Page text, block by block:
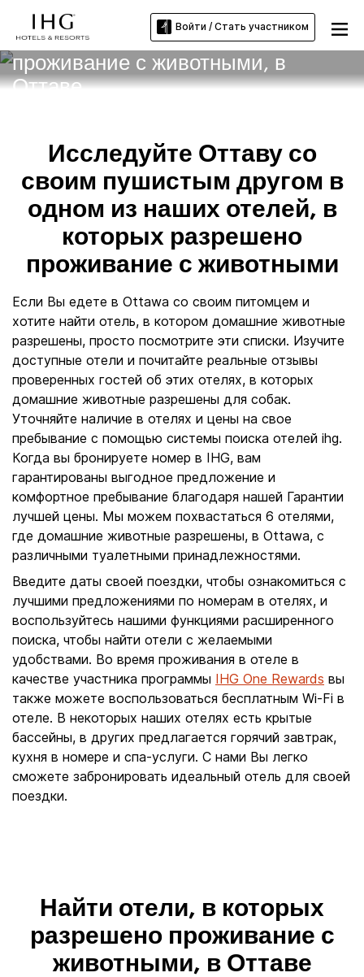
Войти / Стать участником
Отели, в которых разрешено
проживание с животными, в
Оттаве
Исследуйте Оттаву со
своим пушистым другом в
одном из наших отелей, в
которых разрешено
проживание с животными
Если Вы едете в Ottawa со своим питомцем и
хотите найти отель, в котором домашние животные
разрешены, просто посмотрите эти списки. Изучите
доступные отели и почитайте реальные отзывы
проверенных гостей об этих отелях, в которых
домашние животные разрешены для собак.
Уточняйте наличие в отелях и цены на свое
пребывание с помощью системы поиска отелей ihg.
Когда вы бронируете номер в IHG, вам
гарантированы выгодное предложение и
комфортное пребывание благодаря нашей Гарантии
лучшей цены. Мы можем похвастаться 6 отелями,
где домашние животные разрешены, в Ottawa, с
различными туалетными принадлежностями.
Введите даты своей поездки, чтобы ознакомиться с
лучшими предложениями по номерам в отелях, и
воспользуйтесь нашими функциями расширенного
поиска, чтобы найти отели с желаемыми
удобствами. Во время проживания в отеле в
качестве участника программы IHG One Rewards вы
также можете воспользоваться бесплатным Wi-Fi в
отеле. В некоторых наших отелях есть крытые
бассейны, в других предлагается горячий завтрак,
кухня в номере и спа-услуги. С нами Вы легко
сможете забронировать идеальный отель для своей
поездки.
Найти отели, в которых
разрешено проживание с
животными, в Оттаве